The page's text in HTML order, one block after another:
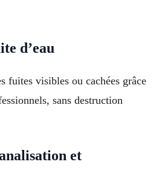
d’eau
fuites visibles ou cachées grâce
sans destruction
et